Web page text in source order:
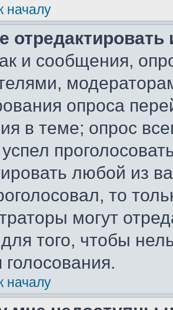
началу
и сообщения,
опроса
в теме; опрос
любой из
то
могут
того, чтобы
началу